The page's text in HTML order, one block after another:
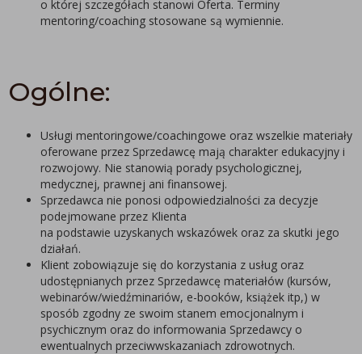
o której szczegółach stanowi Oferta. Terminy
mentoring/coaching stosowane są wymiennie.
Ogólne:
Usługi mentoringowe/coachingowe oraz wszelkie materiały
oferowane przez Sprzedawcę mają charakter edukacyjny i
rozwojowy. Nie stanowią porady psychologicznej,
medycznej, prawnej ani finansowej.
Sprzedawca nie ponosi odpowiedzialności za decyzje
podejmowane przez Klienta
na podstawie uzyskanych wskazówek oraz za skutki jego
działań.
Klient zobowiązuje się do korzystania z usług oraz
udostępnianych przez Sprzedawcę materiałów (kursów,
webinarów/wiedźminariów, e-booków, książek itp,) w
sposób zgodny ze swoim stanem emocjonalnym i
psychicznym oraz do informowania Sprzedawcy o
ewentualnych przeciwwskazaniach zdrowotnych.